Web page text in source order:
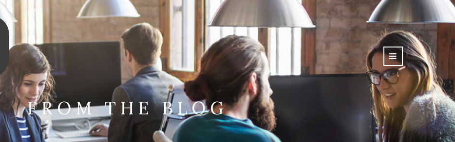
FROM THE BLOG